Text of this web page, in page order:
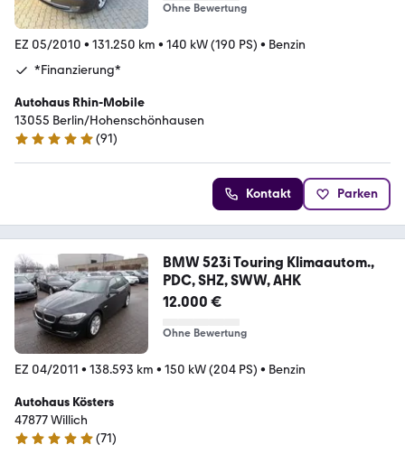
Ohne Bewertung
EZ 05/2010 • 131.250 km • 140 kW (190 PS) • Benzin
*Finanzierung*
Autohaus Rhin-Mobile
13055 Berlin/Hohenschönhausen
5 Sterne
(91)
Kontakt Parken
BMW 523i Touring Klimaautom.,
PDC, SHZ, SWW, AHK
12.000 €
Ohne Bewertung
EZ 04/2011 • 138.593 km • 150 kW (204 PS) • Benzin
Autohaus Kösters
47877 Willich
4.8 Sterne
(71)